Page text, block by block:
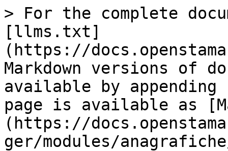
> For the complete
[llms.txt]
(https://
Markdown versions of
available by
page is available as
(https://
ger/modules/